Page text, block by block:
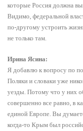
которые Россия должна
Видимо, федеральной
по-другому устроить
не только там.
Ирина Ясина:
Я добавлю к вопросу по
Поляки и словаки уже
уезды. Потому что у них
совершенно все равно, в
единой Европе. Вы
когда-то Крым был